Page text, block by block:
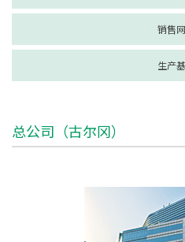
销售
生产
总公司（古尔冈）